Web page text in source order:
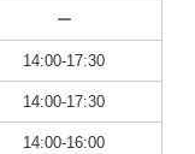
ー
14:00-17:30
14:00-17:30
14:00-16:00